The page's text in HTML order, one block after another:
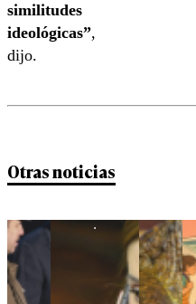
similitudes
ideológicas”,
dijo.
Otras noticias